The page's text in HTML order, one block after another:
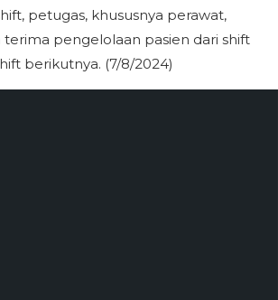
petugas, khususnya perawat,
terima pengelolaan pasien dari shift
berikutnya. (7/8/2024)